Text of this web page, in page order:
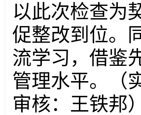
以此次检查为
促整改到位。
流学习，借鉴
管理水平。（
审核：王铁邦）